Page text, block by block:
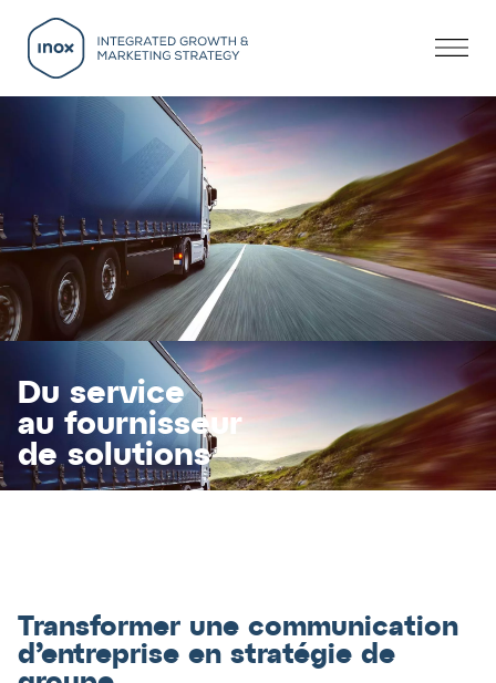
Du service
au fournisseur
de solutions
Transformer une communication
d’entreprise en stratégie de